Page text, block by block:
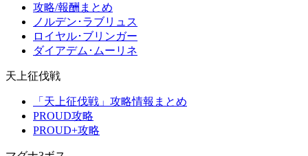
攻略/報酬まとめ
ノルデン･ラブリュス
ロイヤル･ブリンガー
ダイアデム･ムーリネ
天上征伐戦
「天上征伐戦」攻略情報まとめ
PROUD攻略
PROUD+攻略